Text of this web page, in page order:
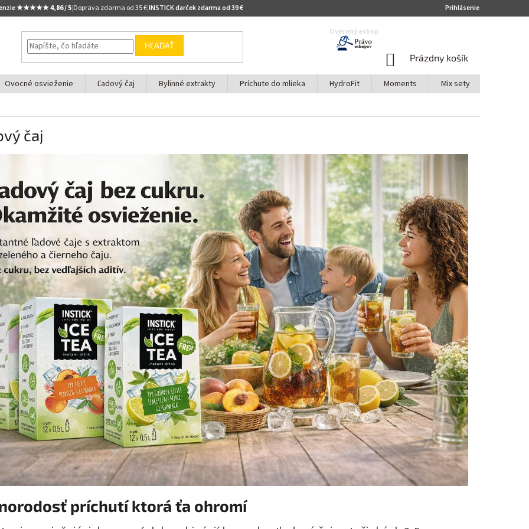
★★★★★4,86 / 5|Doprava zdarma od 35 €|INSTICK darček zdarma od 39 € Prihlásenie
HĽADAŤ
Overený eshop
NÁKUPNÝ
Prázdny košík
Ovocné osvieženie Ľadový čaj Bylinné extrakty Príchute do mlieka HydroFit Moments Mix sety
čaj
príchutí ktorá ťa ohromí